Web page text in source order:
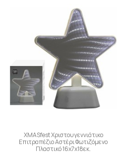
XMASfest Χριστουγεννιάτικο
Επιτραπέζιο Αστέρι Φωτιζόμενο
Πλαστικό 16x7x18εκ.